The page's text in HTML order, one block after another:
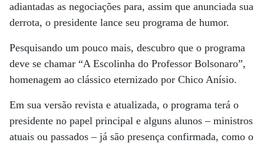
adiantadas as negociações para, assim que anunciada sua
derrota, o presidente lance seu programa de humor.
Pesquisando um pouco mais, descubro que o programa
deve se chamar “A Escolinha do Professor Bolsonaro”,
homenagem ao clássico eternizado por Chico Anísio.
Em sua versão revista e atualizada, o programa terá o
presidente no papel principal e alguns alunos – ministros
atuais ou passados – já são presença confirmada, como o